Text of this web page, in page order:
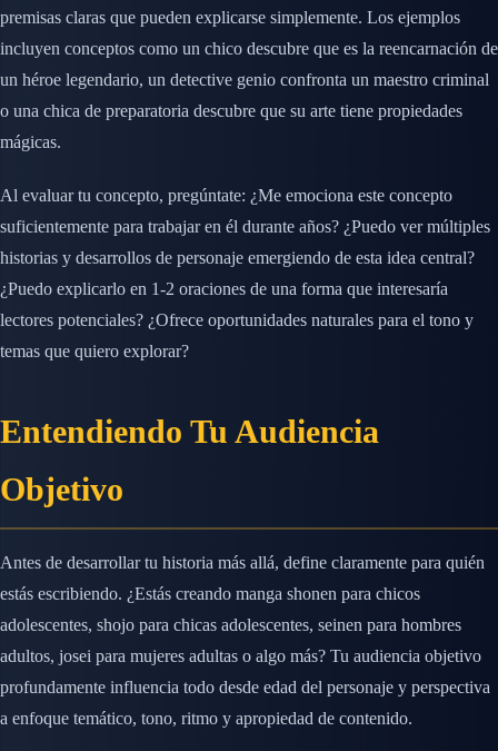
premisas claras que pueden explicarse simplemente. Los ejemplos
incluyen conceptos como un chico descubre que es la reencarnación de
un héroe legendario, un detective genio confronta un maestro criminal
o una chica de preparatoria descubre que su arte tiene propiedades
mágicas.
Al evaluar tu concepto, pregúntate: ¿Me emociona este concepto
suficientemente para trabajar en él durante años? ¿Puedo ver múltiples
historias y desarrollos de personaje emergiendo de esta idea central?
¿Puedo explicarlo en 1-2 oraciones de una forma que interesaría
lectores potenciales? ¿Ofrece oportunidades naturales para el tono y
temas que quiero explorar?
Entendiendo Tu Audiencia
Objetivo
Antes de desarrollar tu historia más allá, define claramente para quién
estás escribiendo. ¿Estás creando manga shonen para chicos
adolescentes, shojo para chicas adolescentes, seinen para hombres
adultos, josei para mujeres adultas o algo más? Tu audiencia objetivo
profundamente influencia todo desde edad del personaje y perspectiva
a enfoque temático, tono, ritmo y apropiedad de contenido.